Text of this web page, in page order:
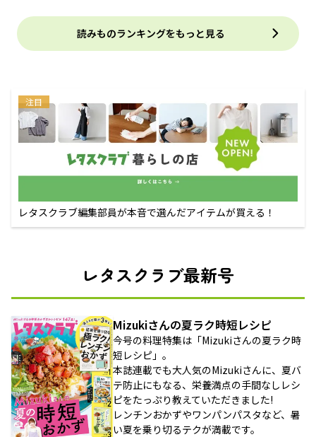
読みものランキングをもっと見る
注目
レタスクラブ編集部員が本音で選んだアイテムが買える！
レタスクラブ最新号
Mizukiさんの夏ラク時短レシピ
今号の料理特集は「Mizukiさんの夏ラク時
短レシピ」。
本誌連載でも大人気のMizukiさんに、夏バ
テ防止にもなる、栄養満点の手間なしレシ
ピをたっぷり教えていただきました!
レンチンおかずやワンパンパスタなど、暑
い夏を乗り切るテクが満載です。